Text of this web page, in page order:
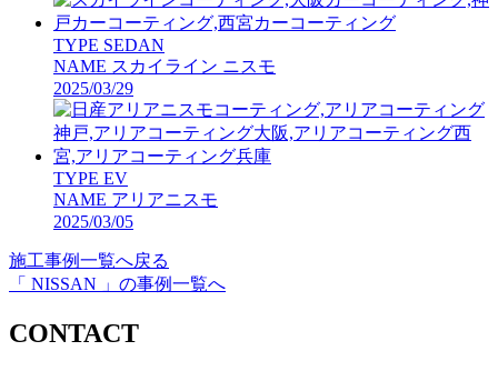
TYPE SEDAN
NAME スカイライン ニスモ
2025/03/29
TYPE EV
NAME アリアニスモ
2025/03/05
施工事例一覧へ戻る
「 NISSAN 」の事例一覧へ
CONTACT